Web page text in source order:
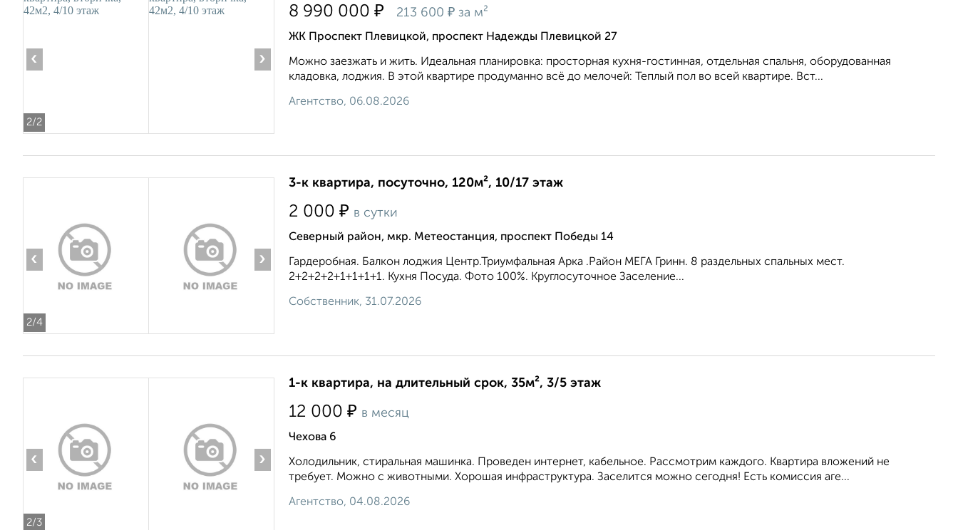
2/2
‹ ›
8 990 000 ₽ 213 600 ₽ за м²
ЖК Проспект Плевицкой, проспект Надежды Плевицкой 27
Можно заезжать и жить. Идеальная планировка: просторная кухня-гостинная, отдельная спальня, оборудованная
кладовка, лоджия. В этой квартире продуманно всё до мелочей: Теплый пол во всей квартире. Вст...
Агентство, 06.08.2026
2/4
‹ ›
3-к квартира, посуточно, 120м², 10/17 этаж
2 000 ₽ в сутки
Северный район, мкр. Метеостанция, проспект Победы 14
Гардеробная. Балкон лоджия Центр.Триумфальная Арка .Район МЕГА Гринн. 8 раздельных спальных мест.
2+2+2+2+1+1+1+1. Кухня Посуда. Фото 100%. Круглосуточное Заселение...
Собственник, 31.07.2026
2/3
‹ ›
1-к квартира, на длительный срок, 35м², 3/5 этаж
12 000 ₽ в месяц
Чехова 6
Холодильник, стиральная машинка. Проведен интернет, кабельное. Рассмотрим каждого. Квартира вложений не
требует. Можно с животными. Хорошая инфраструктура. Заселится можно сегодня! Есть комиссия аге...
Агентство, 04.08.2026